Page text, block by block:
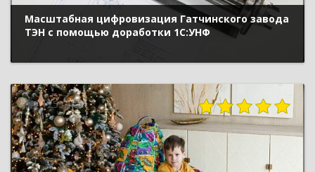
Масштабная цифровизация Гатчинского завода
ТЭН с помощью доработки 1С:УНФ
1255